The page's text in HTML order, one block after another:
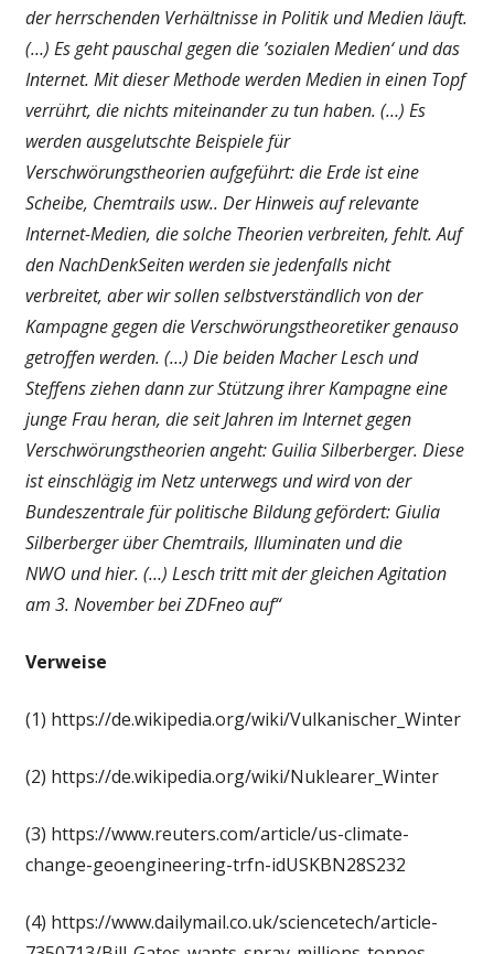
der herrschenden Verhältnisse in Politik und Medien läuft.
(…) Es geht pauschal gegen die ’sozialen Medien‘ und das
Internet. Mit dieser Methode werden Medien in einen Topf
verrührt, die nichts miteinander zu tun haben. (…) Es
werden ausgelutschte Beispiele für
Verschwörungstheorien aufgeführt: die Erde ist eine
Scheibe, Chemtrails usw.. Der Hinweis auf relevante
Internet-Medien, die solche Theorien verbreiten, fehlt. Auf
den NachDenkSeiten werden sie jedenfalls nicht
verbreitet, aber wir sollen selbstverständlich von der
Kampagne gegen die Verschwörungstheoretiker genauso
getroffen werden. (…) Die beiden Macher Lesch und
Steffens ziehen dann zur Stützung ihrer Kampagne eine
junge Frau heran, die seit Jahren im Internet gegen
Verschwörungstheorien angeht: Guilia Silberberger. Diese
ist einschlägig im Netz unterwegs und wird von der
Bundeszentrale für politische Bildung gefördert: Giulia
Silberberger über Chemtrails, Illuminaten und die
NWO und hier. (…) Lesch tritt mit der gleichen Agitation
am 3. November bei ZDFneo auf“
Verweise
(1) https://de.wikipedia.org/wiki/Vulkanischer_Winter
(2) https://de.wikipedia.org/wiki/Nuklearer_Winter
(3) https://www.reuters.com/article/us-climate-
change-geoengineering-trfn-idUSKBN28S232
(4) https://www.dailymail.co.uk/sciencetech/article-